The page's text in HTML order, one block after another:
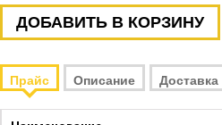
ДОБАВИТЬ В КОРЗИНУ
Прайс Описание Доставка